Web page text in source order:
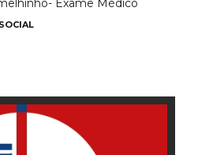
Exame Médico
SOCIAL